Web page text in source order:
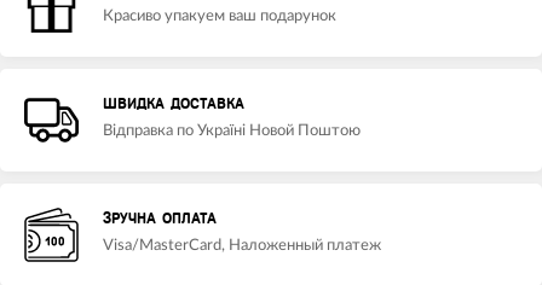
Красиво упакуем ваш подарунок
ШВИДКА ДОСТАВКА
Відправка по Україні Новой Поштою
ЗРУЧНА ОПЛАТА
Visa/MasterCard, Наложенный платеж